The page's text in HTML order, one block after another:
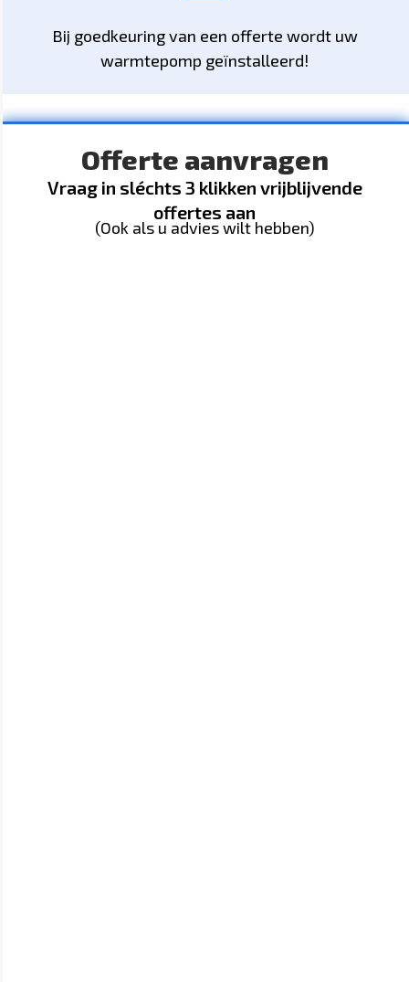
Bij goedkeuring van een offerte wordt uw
warmtepomp geïnstalleerd!
Offerte aanvragen
Vraag in sléchts 3 klikken vrijblijvende
offertes aan
(Ook als u advies wilt hebben)